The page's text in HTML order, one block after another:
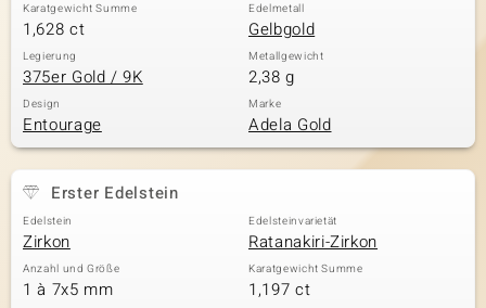
Karatgewicht Summe
1,628 ct
Edelmetall
Gelbgold
Legierung
375er Gold / 9K
Metallgewicht
2,38 g
Design
Entourage
Marke
Adela Gold
Erster Edelstein
Edelstein
Zirkon
Edelsteinvarietät
Ratanakiri-Zirkon
Anzahl und Größe
1 à 7x5 mm
Karatgewicht Summe
1,197 ct